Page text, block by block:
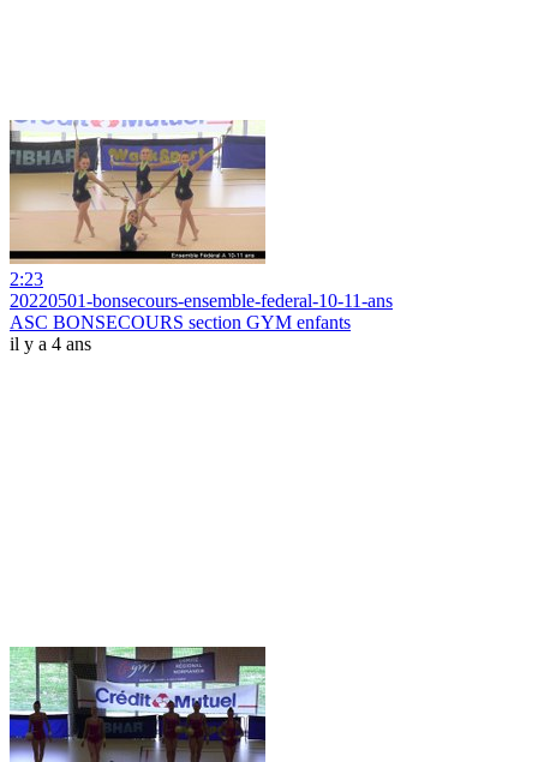
2:23
20220501-bonsecours-ensemble-federal-10-11-ans
ASC BONSECOURS section GYM enfants
il y a 4 ans